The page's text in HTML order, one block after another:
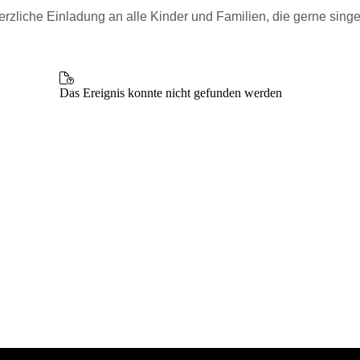
Einladung an alle Kinder und Familien, die gerne